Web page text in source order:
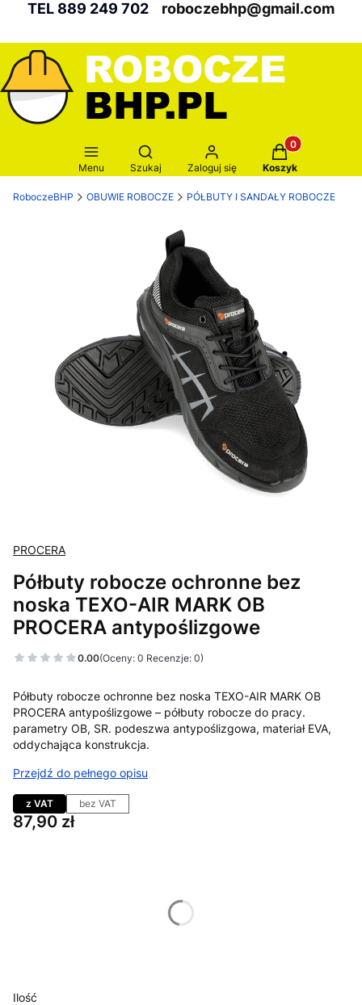
TEL 889 249 702 roboczebhp@gmail.com
Menu
Otwórz wyszukiwarkę
Szukaj Zaloguj się
Produkty w
Koszyk
RoboczeBHP OBUWIE ROBOCZE PÓŁBUTY I SANDAŁY ROBOCZE
PROCERA
Półbuty robocze ochronne bez
noska TEXO-AIR MARK OB
PROCERA antypoślizgowe
0.00(Oceny: 0 Recenzje: 0)
Półbuty robocze ochronne bez noska TEXO-AIR MARK OB
PROCERA antypoślizgowe – półbuty robocze do pracy.
parametry OB, SR. podeszwa antypoślizgowa, materiał EVA,
oddychająca konstrukcja.
Przejdź do pełnego opisu
z VAT bez VAT
Cena
87,90 zł
Ilość